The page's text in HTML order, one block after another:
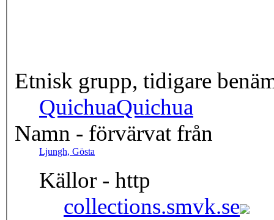
Etnisk grupp, tidigare
QuichuaQuichua
Namn - förvärvat från
Ljungh, Gösta
Källor - http
collections.smvk.se